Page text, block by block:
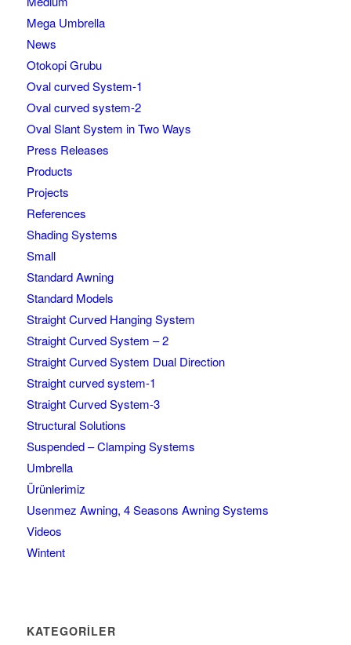
Mega Umbrella
News
Otokopi Grubu
Oval curved System-1
Oval curved system-2
Oval Slant System in Two Ways
Press Releases
Products
Projects
References
Shading Systems
Small
Standard Awning
Standard Models
Straight Curved Hanging System
Straight Curved System – 2
Straight Curved System Dual Direction
Straight curved system-1
Straight Curved System-3
Structural Solutions
Suspended – Clamping Systems
Umbrella
Ürünlerimiz
Usenmez Awning, 4 Seasons Awning Systems
Videos
Wintent
KATEGORILER